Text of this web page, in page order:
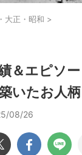
大正・昭和 >
＆エピソ
いたお人
08/26